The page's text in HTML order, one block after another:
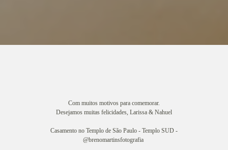
Com muitos motivos para comemorar.
Desejamos muitas felicidades, Larissa & Nahuel
Casamento no Templo de São Paulo - Templo SUD -
@brenomartinsfotografia